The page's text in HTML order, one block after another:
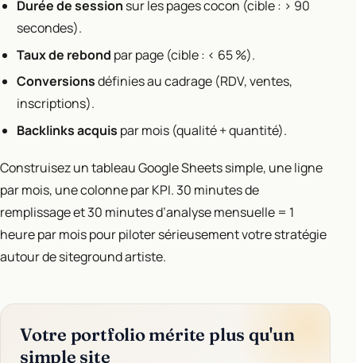
Durée de session sur les pages cocon (cible : > 90
secondes).
Taux de rebond par page (cible : < 65 %).
Conversionsdéfinies au cadrage (RDV, ventes,
inscriptions).
Backlinks acquis par mois (qualité + quantité).
Construisez un tableau Google Sheets simple, une ligne
par mois, une colonne par KPI. 30 minutes de
remplissage et 30 minutes d’analyse mensuelle = 1
heure par mois pour piloter sérieusement votre stratégie
autour de siteground artiste.
Votre portfolio mérite plus qu'un
simple site